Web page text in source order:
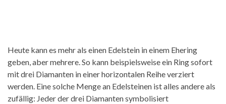
Heute kann es mehr als einen Edelstein in einem Ehering
geben, aber mehrere. So kann beispielsweise ein Ring sofort
mit drei Diamanten in einer horizontalen Reihe verziert
werden. Eine solche Menge an Edelsteinen ist alles andere als
zufällig: Jeder der drei Diamanten symbolisiert